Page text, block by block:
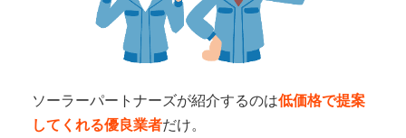
ソーラーパートナーズが紹介するのは低価格で提案
してくれる優良業者だけ。